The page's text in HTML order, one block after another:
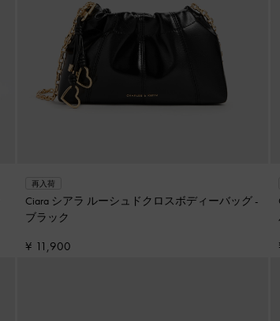
再入荷
Ciara シアラ ルーシュドクロスボディーバッグ -
ブラック
¥ 11,900